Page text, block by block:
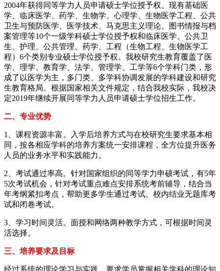
2004年获得同等学力人员申请硕士学位授予权。现有基础医
学、临床医学、药学、生物学、心理学、生物医学工程、公共
卫生与预防医学、医学技术、马克思主义理论、图书情报与档
案管理等10个一级学科硕士学位授予权和临床医学、公共卫
生、护理、公共管理、药学、工程（生物工程、生物医学工
程）6个类别专业硕士学位授予权。我校研究生教育覆盖了医
学、理学、教育学、法学、管理学、工学等6个学科门类，形
成了以医学为主，多门类、多学科协调发展的学科建设和研究
生教育格局。根据国家相关文件规定，结合我校实际，我校决
定2019年继续开展同等学力人员申请硕士学位招生工作。
二、专业优势
1、课程资源丰富。入学后培养方式与在校研究生要求基本相
同，按各相应学科的培养方案统一安排课程，全方位提升医务
人员的业务水平和实践能力。
2、考试通过率高。针对国家组织的同等学力申硕考试，有5年
5次考试机会，针对考试重点难点安排系统考前辅导，结合当
年考纲紧扣考点，帮助更多学生通过考试。校内结业无题库考
试和闭卷考试。
3、学习时间灵活。面授和网络两种教学方式，可根据时间灵
活选择。
三、培养要求及目标
经过系统的理论学习与实践，要求学员掌握相关学科的理论知